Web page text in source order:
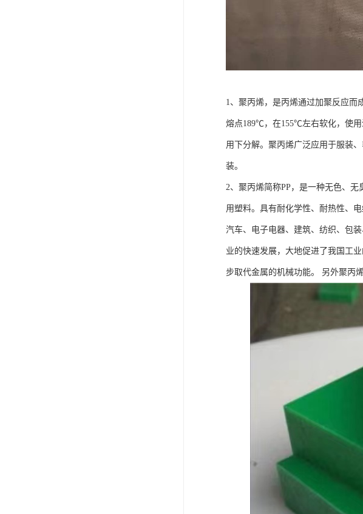
1、聚丙烯，是丙烯通过加聚反应而
熔点189℃，在155℃左右软化，使
用下分解。聚丙烯广泛应用于服装
装。
2、聚丙烯简称PP，是一种无色、
用塑料。具有耐化学性、耐热性、
汽车、电子电器、建筑、纺织、包
业的快速发展，大地促进了我国工
步取代金属的机械功能。 另外聚丙